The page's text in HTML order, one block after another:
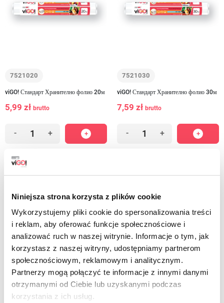
Niniejsza strona korzysta z plików cookie
Wykorzystujemy pliki cookie do spersonalizowania treści
i reklam, aby oferować funkcje społecznościowe i
analizować ruch w naszej witrynie. Informacje o tym, jak
korzystasz z naszej witryny, udostępniamy partnerom
społecznościowym, reklamowym i analitycznym.
Partnerzy mogą połączyć te informacje z innymi danymi
otrzymanymi od Ciebie lub uzyskanymi podczas
korzystania z ich usług.
7521020
viGO! Стандарт Хранително фолио 20м
5,99 zł brutto
- +
7521030
viGO! Стандарт Хранително фолио 30м
7,59 zł brutto
- +
7521129